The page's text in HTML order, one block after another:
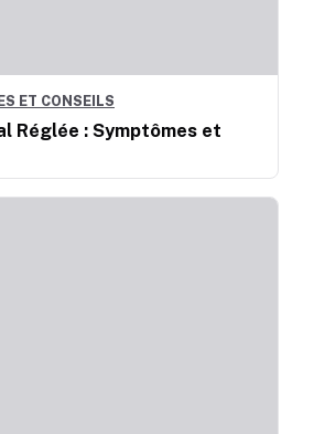
ET CONSEILS
Réglée : Symptômes et